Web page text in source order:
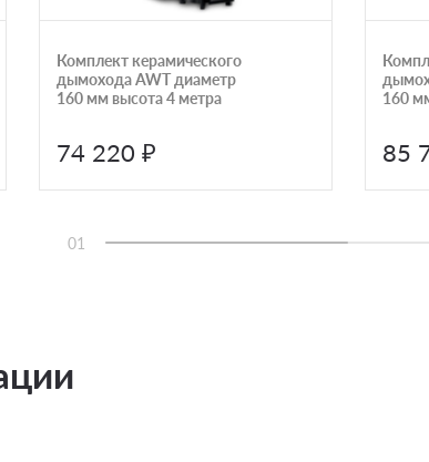
Комплект керамического
дымохода AWT диаметр
160 мм высота 4 метра
74 220 ₽
160
85
01